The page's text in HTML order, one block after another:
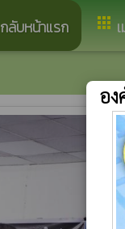
กลับหน้าแรก apps
อ